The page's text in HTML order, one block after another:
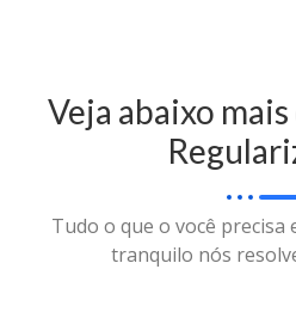
Veja abaixo
Tudo o que o você precisa
tranquilo nós